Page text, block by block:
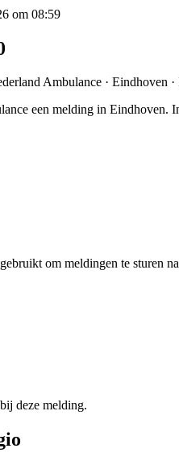
om 08:59
Ambulance · Eindhoven
een melding in Eindhoven.
om meldingen te sturen
deze melding.